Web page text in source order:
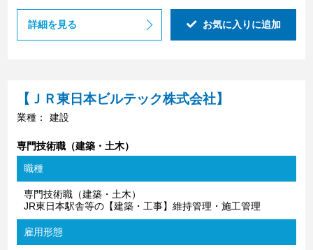
詳細を見る お気に入りに追加
【ＪＲ東日本ビルテック株式会社】
業種： 建設
専門技術職（建築・土木）
職種
専門技術職（建築・土木）
JR東日本駅舎等の【建築・工事】維持管理・施工管理
雇用形態